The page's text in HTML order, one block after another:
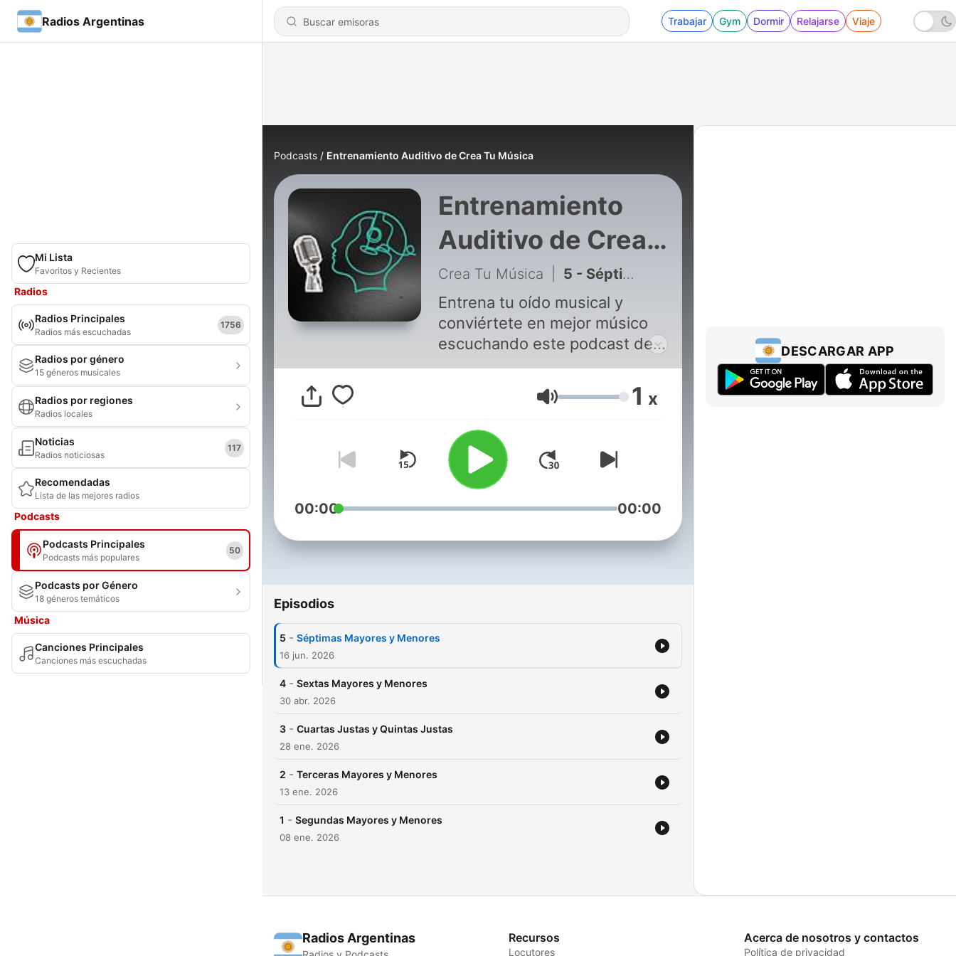
Radios Argentinas Trabajar Gym Dormir Relajarse Viaje
Mi Lista
Favoritos y Recientes
Radios
Radios Principales
Radios más escuchadas
1756
Radios por género
15 géneros musicales
Radios por regiones
Radios locales
Noticias
Radios noticiosas
117
Recomendadas
Lista de las mejores radios
Podcasts
Podcasts Principales
Podcasts más populares
50
Podcasts por Género
18 géneros temáticos
Música
Canciones Principales
Canciones más escuchadas
Podcasts Entrenamiento Auditivo de Crea Tu Música
Entrenamiento
Auditivo de Crea
Tu Música
Crea Tu Música 5 - Séptimas Mayores y Menores
Entrena tu oído musical y
conviértete en mejor músico
escuchando este podcast de
entrenamiento auditivo.
Volumen 1 x
00:00 00:00
Episodios
5 - Séptimas Mayores y Menores
16 jun. 2026
4 - Sextas Mayores y Menores
30 abr. 2026
3 - Cuartas Justas y Quintas Justas
28 ene. 2026
2 - Terceras Mayores y Menores
13 ene. 2026
1 - Segundas Mayores y Menores
08 ene. 2026
DESCARGAR APP
Radios Argentinas Recursos
Locutores
Acerca de nosotros y contactos
Política de privacidad